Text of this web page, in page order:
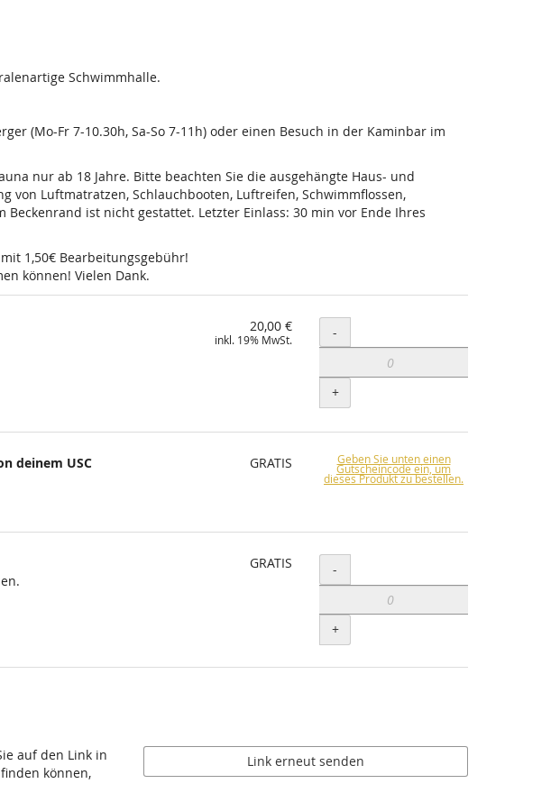
Schwimmhalle.
(Mo-Fr 7-10.30h, Sa-So 7-11h) oder einen Besuch in der Kaminbar im
nur ab 18 Jahre. Bitte beachten Sie die ausgehängte Haus- und
von Luftmatratzen, Schlauchbooten, Luftreifen, Schwimmflossen,
ist nicht gestattet. Letzter Einlass: 30 min vor Ende Ihres
1,50€ Bearbeitungsgebühr!
können! Vielen Dank.
20,00 €
inkl. 19% MwSt. Menge
-
+
deinem USC
GRATIS Geben Sie unten einen
Gutscheincode ein, um
dieses Produkt zu bestellen.
GRATIS Menge
-
+
auf den Link in
können,
Link erneut senden